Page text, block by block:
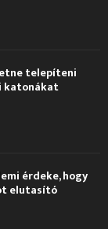
telepíteni
katonákat
érdeke, hogy
elutasító